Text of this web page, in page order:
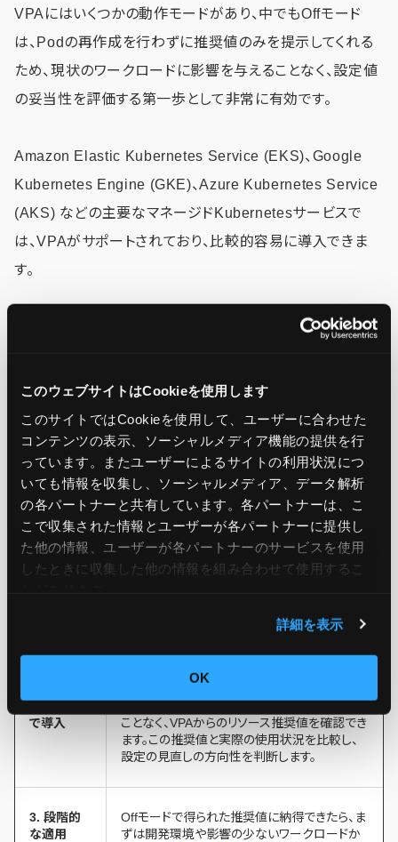
このウェブサイトはCookieを使用します
このサイトではCookieを使用して、ユーザーに合わせた
コンテンツの表示、ソーシャルメディア機能の提供を行
っています。またユーザーによるサイトの利用状況につ
いても情報を収集し、ソーシャルメディア、データ解析
の各パートナーと共有しています。各パートナーは、こ
こで収集された情報とユーザーが各パートナーに提供し
た他の情報、ユーザーが各パートナーのサービスを使用
したときに収集した他の情報を組み合わせて使用​​するこ
詳細を表示
OK
VPAにはいくつかの動作モードがあり、中でもOffモード
は、Podの再作成を行わずに推奨値のみを提示してくれる
ため、現状のワークロードに影響を与えることなく、設定値
の妥当性を評価する第一歩として非常に有効です。
Amazon Elastic Kubernetes Service (EKS)、Google
Kubernetes Engine (GKE)、Azure Kubernetes Service
(AKS) などの主要なマネージドKubernetesサービスで
は、VPAがサポートされており、比較的容易に導入できま
す。
VPAを活用してリソース管理を最適化していくためには、段
階的なアプローチが推奨されます。
ステップ 内容
1. 現状の
監視
まずはPrometheusや、各クラウドプロバイダー
が提供する監視ツール（Amazon
ソース使用率を可視化し、現状を把握します。
で導入
ことなく、VPAからのリソース推奨値を確認でき
ます。この推奨値と実際の使用状況を比較し、
設定の見直しの方向性を判断します。
3. 段階的
な適用
Offモードで得られた推奨値に納得できたら、ま
ずは開発環境や影響の少ないワークロードか